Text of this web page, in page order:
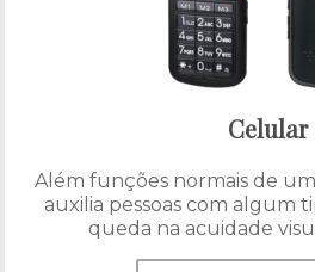
Celular
Além funções normais de
auxilia pessoas com algum
queda na acuidade